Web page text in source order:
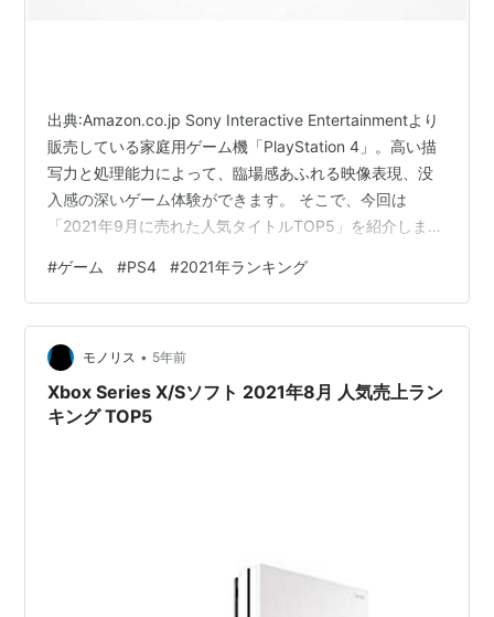
出典:Amazon.co.jp Sony Interactive Entertainmentより
販売している家庭用ゲーム機「PlayStation 4」。高い描
写力と処理能力によって、臨場感あふれる映像表現、没
入感の深いゲーム体験ができます。 そこで、今回は
「2021年9月に売れた人気タイトルTOP5」を紹介しま
や、「PlayStation 4」と一緒に買おうと思っている方も
参考にしてみて下さい。 ※2021年9月11日現在、Amazon
調べ(事前予約品も含む)。 目次 PS4ソフト 2021年9月 人
気売上ランキング TOP5 1位 Tales…
#ゲーム #PS4 #2021年ランキング
モノリス • 5年前
Xbox Series X/Sソフト 2021年8月 人気売上ラン
キング TOP5